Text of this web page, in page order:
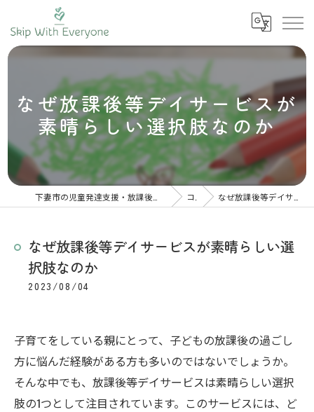
なぜ放課後等デイサービスが
素晴らしい選択肢なのか
コラム なぜ放課後等デイサービスが素晴らしい選択肢なのか
なぜ放課後等デイサービスが素晴らしい選
択肢なのか
2023/08/04
子育てをしている親にとって、子どもの放課後の過ごし
方に悩んだ経験がある方も多いのではないでしょうか。
そんな中でも、放課後等デイサービスは素晴らしい選択
肢の1つとして注目されています。このサービスには、ど